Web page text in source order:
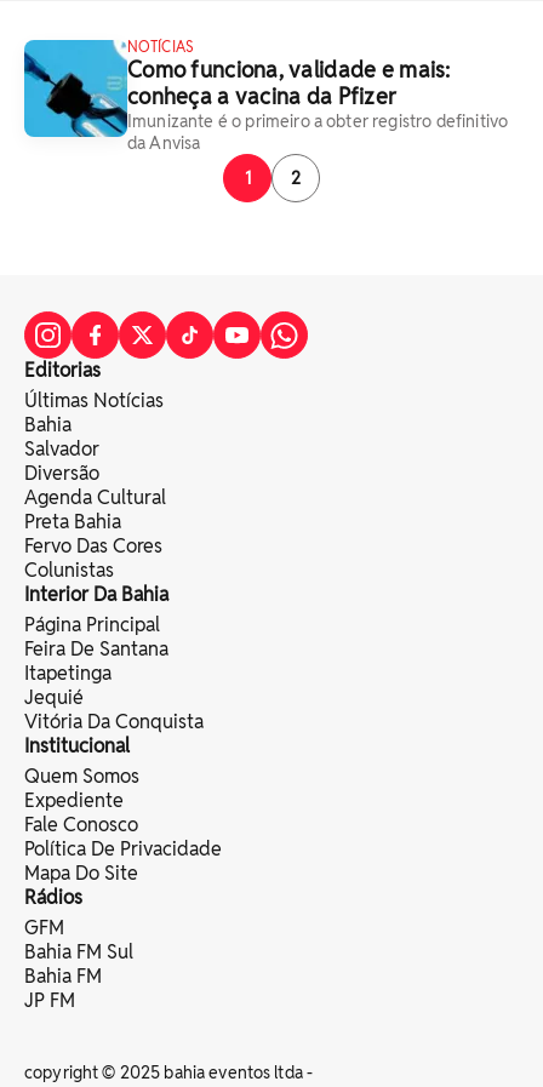
NOTÍCIAS
Como funciona, validade e mais:
conheça a vacina da Pfizer
Imunizante é o primeiro a obter registro definitivo
da Anvisa
1
2
Editorias
Últimas Notícias
Bahia
Salvador
Diversão
Agenda Cultural
Preta Bahia
Fervo Das Cores
Colunistas
Interior Da Bahia
Página Principal
Feira De Santana
Itapetinga
Jequié
Vitória Da Conquista
Institucional
Quem Somos
Expediente
Fale Conosco
Política De Privacidade
Mapa Do Site
Rádios
GFM
Bahia FM Sul
Bahia FM
JP FM
copyright © 2025 bahia eventos ltda -